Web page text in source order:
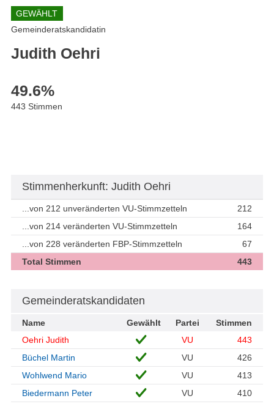
GEWÄHLT
Gemeinderatskandidatin
Judith Oehri
49.6%
443 Stimmen
Stimmenherkunft: Judith Oehri
...von 212 unveränderten VU-Stimmzetteln
212
...von 214 veränderten VU-Stimmzetteln
164
...von 228 veränderten FBP-Stimmzetteln
67
Total Stimmen
443
Gemeinderatskandidaten
Name Gewählt Partei
Stimmen
Oehri Judith
VU
443
Büchel Martin
VU
426
Wohlwend Mario
VU
413
Biedermann Peter
VU 410